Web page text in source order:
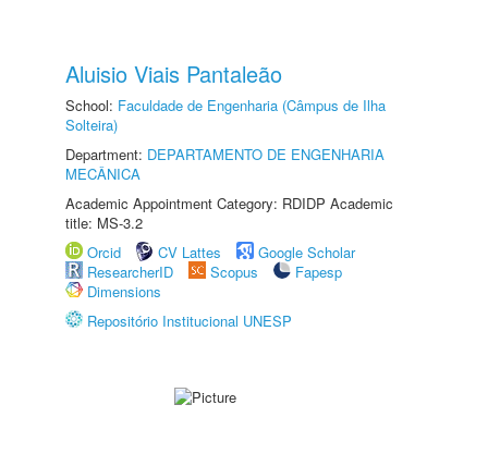
Aluisio Viais Pantaleão
School: Faculdade de Engenharia (Câmpus de Ilha
Solteira)
Department: DEPARTAMENTO DE ENGENHARIA
MECÂNICA
Academic Appointment Category: RDIDP Academic
title: MS-3.2
Orcid
CV Lattes
Google Scholar
ResearcherID
Scopus
Fapesp
Dimensions
Repositório Institucional UNESP